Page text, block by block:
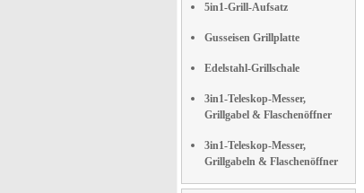
5in1-Grill-Aufsatz
Gusseisen Grillplatte
Edelstahl-Grillschale
3in1-Teleskop-Messer,
Grillgabel & Flaschenöffner
3in1-Teleskop-Messer,
Grillgabeln & Flaschenöffner